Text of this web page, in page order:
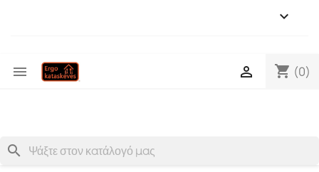

 shopping_cart (0)

search